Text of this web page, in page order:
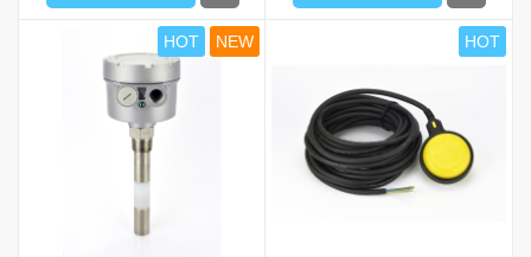
HOT NEW HOT